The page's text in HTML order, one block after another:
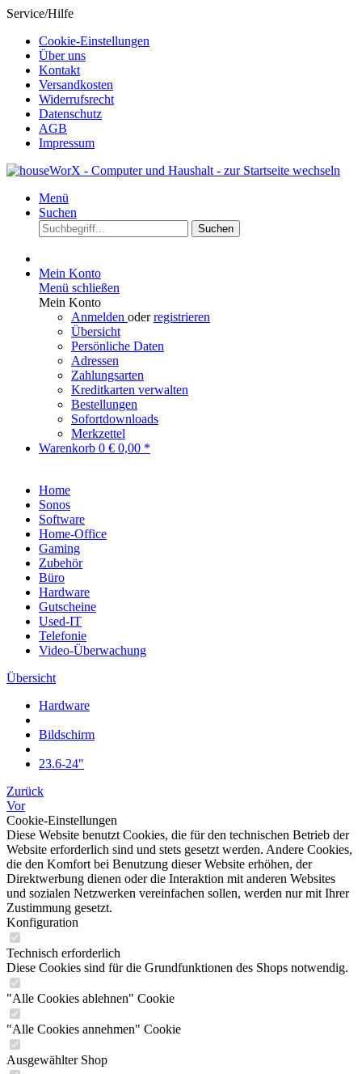
Service/Hilfe
Cookie-Einstellungen
Über uns
Kontakt
Versandkosten
Widerrufsrecht
Datenschutz
AGB
Impressum
Menü
Suchen
Suchen
Mein Konto
Menü schließen
Mein Konto
Anmelden oderregistrieren
Übersicht
Persönliche Daten
Adressen
Zahlungsarten
Kreditkarten verwalten
Bestellungen
Sofortdownloads
Merkzettel
Warenkorb 0 € 0,00 *
Home
Sonos
Software
Home-Office
Gaming
Zubehör
Büro
Hardware
Gutscheine
Used-IT
Telefonie
Video-Überwachung
Übersicht
Hardware
Bildschirm
23.6-24"
Zurück
Vor
Cookie-Einstellungen
Diese Website benutzt Cookies, die für den technischen Betrieb der
Website erforderlich sind und stets gesetzt werden. Andere Cookies,
die den Komfort bei Benutzung dieser Website erhöhen, der
Direktwerbung dienen oder die Interaktion mit anderen Websites
und sozialen Netzwerken vereinfachen sollen, werden nur mit Ihrer
Zustimmung gesetzt.
Konfiguration
Technisch erforderlich
Diese Cookies sind für die Grundfunktionen des Shops notwendig.
"Alle Cookies ablehnen" Cookie
"Alle Cookies annehmen" Cookie
Ausgewählter Shop